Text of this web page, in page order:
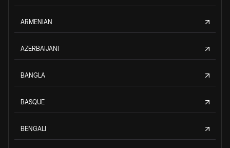
ARMENIAN
AZERBAIJANI
BANGLA
BASQUE
BENGALI